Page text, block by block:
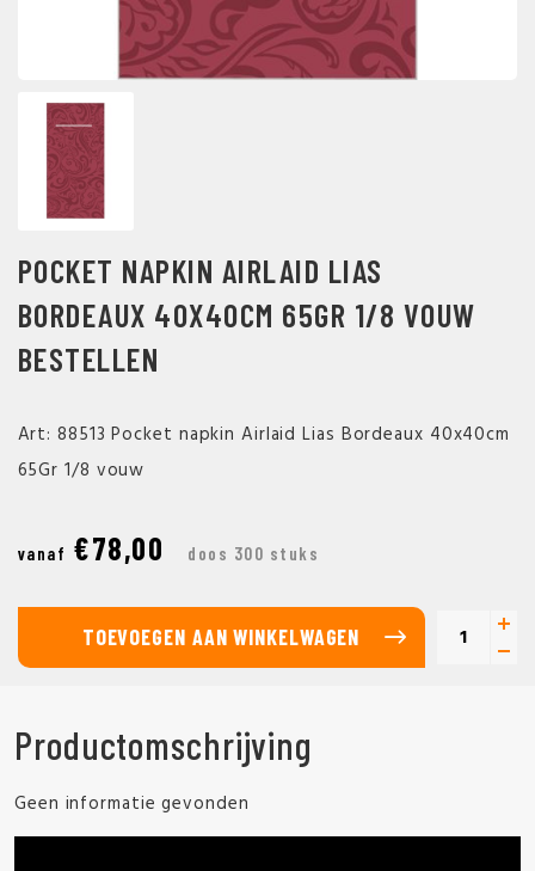
POCKET NAPKIN AIRLAID LIAS
BORDEAUX 40X40CM 65GR 1/8 VOUW
BESTELLEN
Art: 88513 Pocket napkin Airlaid Lias Bordeaux 40x40cm
65Gr 1/8 vouw
vanaf €78,00 doos 300 stuks
TOEVOEGEN AAN WINKELWAGEN
Productomschrijving
Geen informatie gevonden